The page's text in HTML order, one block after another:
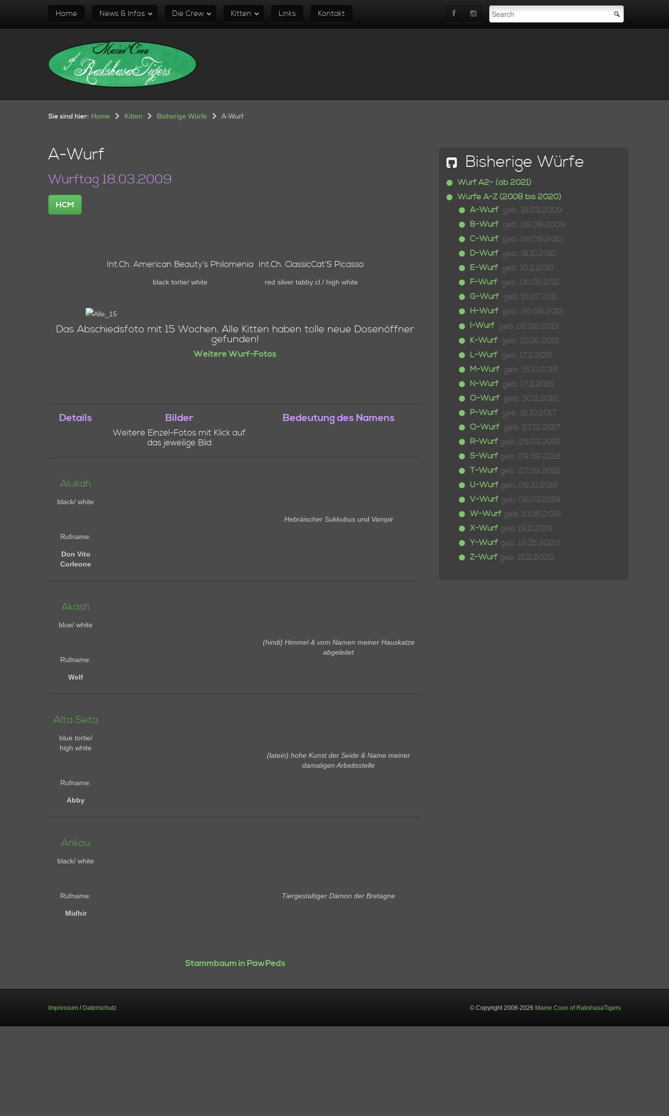
Home News & Infos Die Crew Kitten Links Kontakt
Sie sind hier: Home Kitten Bisherige Würfe A-Wurf
A-Wurf
Wurftag 18.03.2009
HCM
Int.Ch. American Beauty’s Philomenia Int.Ch. ClassicCat’S Picasso
black tortie/ white red silver tabby cl./ high white
Das Abschiedsfoto mit 15 Wochen. Alle Kitten haben tolle neue Dosenöffner
gefunden!
Weitere Wurf-Fotos
Details Bilder
Weitere Einzel-Fotos mit Klick auf
das jeweilige Bild
Bedeutung des Namens
Alukah
black/ white
Rufname:
Don Vito
Corleone
Hebräischer Sukkubus und Vampir
Akash
blue/ white
Rufname:
Welf
(hindi) Himmel & vom Namen meiner Hauskatze
abgeleitet
Alta Seta
blue tortie/
high white
Rufname:
Abby
(latein) hohe Kunst der Seide & Name meiner
damaligen Arbeitsstelle
Ankou
black/ white
Rufname:
Midhir
Tiergestaltiger Dämon der Bretagne
Stammbaum in PawPeds
Bisherige Würfe
Wurf A2- (ab 2021)
Würfe A-Z (2008 bis 2020)
A-Wurf geb. 18.03.2009
B-Wurf geb. 09.08.2009
C-Wurf geb. 02.09.2010
D-Wurf geb. 31.10.2010
E-Wurf geb. 10.11.2010
F-Wurf geb. 06.02.2011
G-Wurf geb. 15.07.2011
H-Wurf geb. 26.08.2012
I-Wurf geb. 02.02.2013
K-Wurf geb. 21.06.2015
L-Wurf geb. 17.11.2015
M-Wurf geb. 15.10.2016
N-Wurf geb. 17.11.2016
O-Wurf geb. 30.11.2016
P-Wurf geb. 16.10.2017
Q-Wurf geb. 27.12.2017
R-Wurf geb. 25.03.2018
S-Wurf geb. 09.09.2018
T-Wurf geb. 27.09.2018
U-Wurf geb. 09.10.2018
V-Wurf geb. 08.03.2019
W-Wurf geb. 10.06.2019
X-Wurf geb. 19.11.2019
Y-Wurf geb. 13.05.2020
Z-Wurf geb. 15.11.2020
Impressum / Datenschutz © Copyright 2008-2026 Maine Coon of RakshasaTigers